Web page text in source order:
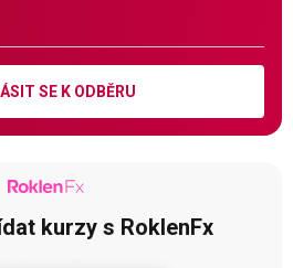
SE K ODBĚRU
kurzy s RoklenFx